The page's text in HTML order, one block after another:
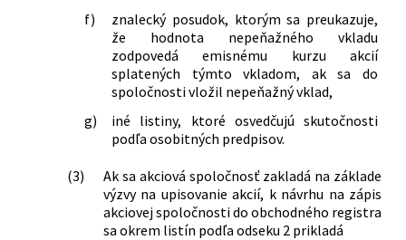
f)
znalecký posudok, ktorým sa preukazuje,
že hodnota nepeňažného vkladu
zodpovedá emisnému kurzu akcií
splatených týmto vkladom, ak sa do
spoločnosti vložil nepeňažný vklad,
g)
iné listiny, ktoré osvedčujú skutočnosti
podľa osobitných predpisov.
(3)
Ak sa akciová spoločnosť zakladá na základe
výzvy na upisovanie akcií, k návrhu na zápis
akciovej spoločnosti do obchodného registra
sa okrem listín podľa odseku 2 prikladá